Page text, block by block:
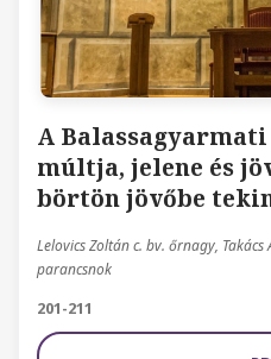
A
múltja, jelene és
börtön jövőbe
Lelovics Zoltán c. bv. őrnagy,
parancsnok
201-211